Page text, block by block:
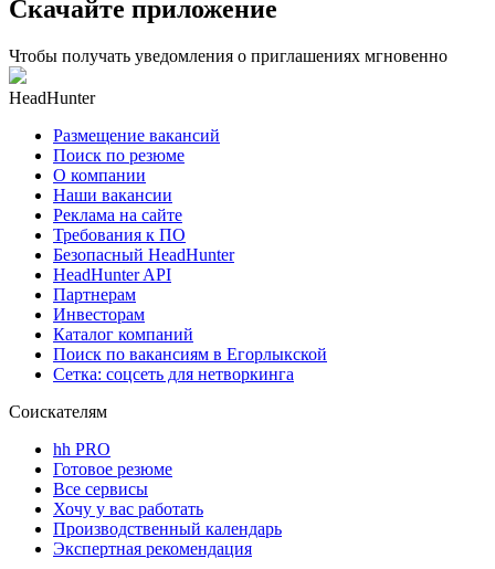
Скачайте приложение
Чтобы получать уведомления о приглашениях мгновенно
HeadHunter
Размещение вакансий
Поиск по резюме
О компании
Наши вакансии
Реклама на сайте
Требования к ПО
Безопасный HeadHunter
HeadHunter API
Партнерам
Инвесторам
Каталог компаний
Поиск по вакансиям в Егорлыкской
Сетка: соцсеть для нетворкинга
Соискателям
hh PRO
Готовое резюме
Все сервисы
Хочу у вас работать
Производственный календарь
Экспертная рекомендация